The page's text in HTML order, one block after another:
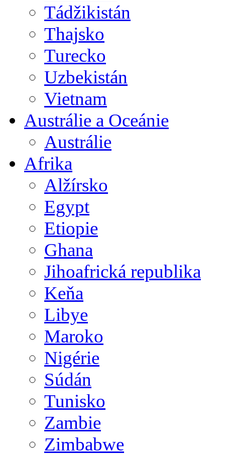
Tádžikistán
Thajsko
Turecko
Uzbekistán
Vietnam
Austrálie a Oceánie
Austrálie
Afrika
Alžírsko
Egypt
Etiopie
Ghana
Jihoafrická republika
Keňa
Libye
Maroko
Nigérie
Súdán
Tunisko
Zambie
Zimbabwe